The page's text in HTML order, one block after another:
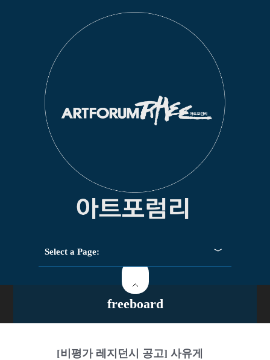
Select a Page:
freeboard
[비평가 레지던시 공고] 사유게